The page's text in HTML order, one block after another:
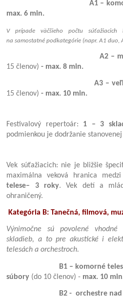
A1 –
max. 6 min.
V prípade väčšieho počtu
na samostatné podkategórie (napr. A1 duo,
A2 – malé
15 členov)- max. 8 min.
A3 – veľké
15 členov) - max. 10 min.
Festivalový repertoár: 1 – 3
podmienkou je dodržanie
Vek súťažiacich: nie je bližšie
maximálna veková hranica
telese– 3 roky. Vek detí a
ohraničený.
Kategória B: Tanečná, filmová,
Výnimočne sú povolené
skladieb, a to pre akustické i
telesách a orchestroch.
B1 – komorné
súbory (do 10 členov) - max. 10
B2 - orchestre nad 10